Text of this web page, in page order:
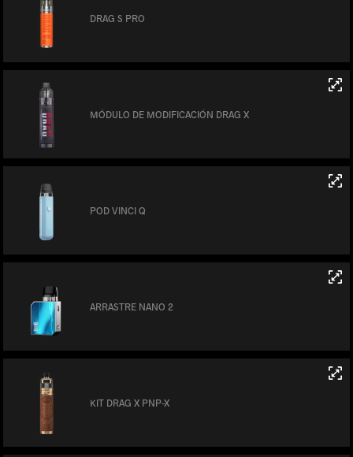
DRAG S PRO
MÓDULO DE MODIFICACIÓN DRAG X
POD VINCI Q
ARRASTRE NANO 2
KIT DRAG X PNP-X